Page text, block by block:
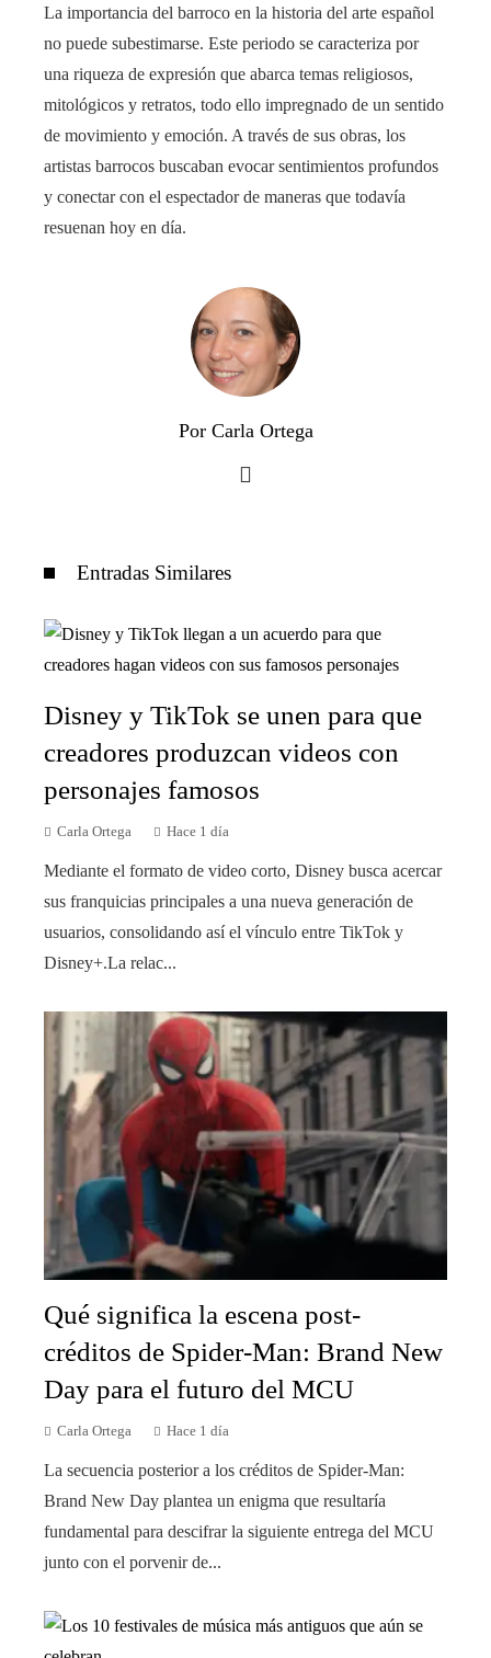
La importancia del barroco en la historia del arte español
no puede subestimarse. Este periodo se caracteriza por
una riqueza de expresión que abarca temas religiosos,
mitológicos y retratos, todo ello impregnado de un sentido
de movimiento y emoción. A través de sus obras, los
artistas barrocos buscaban evocar sentimientos profundos
y conectar con el espectador de maneras que todavía
resuenan hoy en día.
Por Carla Ortega
Entradas Similares
Disney y TikTok se unen para que
creadores produzcan videos con
personajes famosos
Carla Ortega Hace 1 día
Mediante el formato de video corto, Disney busca acercar
sus franquicias principales a una nueva generación de
usuarios, consolidando así el vínculo entre TikTok y
Disney+.La relac...
Qué significa la escena post-
créditos de Spider-Man: Brand New
Day para el futuro del MCU
Carla Ortega Hace 1 día
La secuencia posterior a los créditos de Spider-Man:
Brand New Day plantea un enigma que resultaría
fundamental para descifrar la siguiente entrega del MCU
junto con el porvenir de...